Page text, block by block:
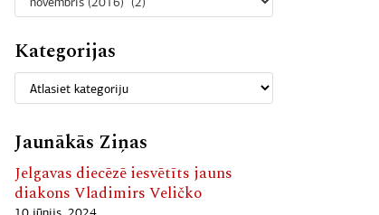
Kategorijas
Jaunākās Ziņas
Jelgavas diecēzē iesvētīts jauns
diakons Vladimirs Veličko